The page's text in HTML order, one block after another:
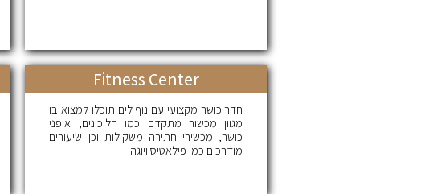
Fitness Center
חדר כושר מקצועי עם נוף לים תוכלו למצוא בו
מגוון מכשור מתקדם כמו הליכונים, אופני
כושר, מכשירי חתירה משקולות וכן שיעורים
מודרכים כמו פילאטיס ויוגה